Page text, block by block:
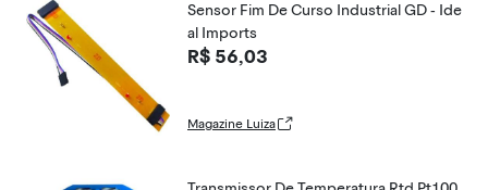
Sensor Fim De Curso Industrial GD - Ide
al Imports
R$ 56,03
Magazine Luiza